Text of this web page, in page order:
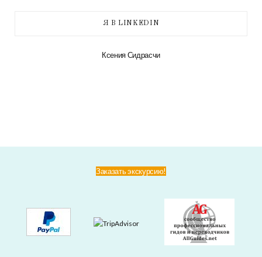
Я В LINKEDIN
Ксения Сидрасчи
Заказать экскурсию!